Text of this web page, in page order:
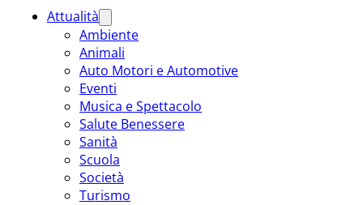
Attualità
Ambiente
Animali
Auto Motori e Automotive
Eventi
Musica e Spettacolo
Salute Benessere
Sanità
Scuola
Società
Turismo